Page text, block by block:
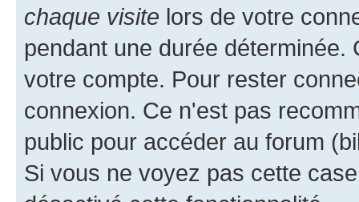
chaque visite lors de votre
pendant une durée
votre compte. Pour rester
connexion. Ce n'est pas
public pour accéder au forum
Si vous ne voyez pas cette